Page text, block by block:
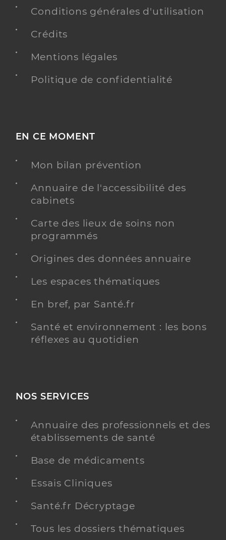
Conditions générales d'utilisation
Crédits
Mentions légales
Politique de confidentialité
EN CE MOMENT
Mon bilan prévention
Annuaire de l'accessibilité des
cabinets
Carte des lieux de soins non
programmés
Origines des données annuaire
Les espaces thématiques
En bref, par Santé.fr
Santé et environnement : les bons
réflexes au quotidien
NOS SERVICES
Annuaire des professionnels et des
établissements de santé
Base de médicaments
Essais Cliniques
Santé.fr Décryptage
Tous les dossiers thématiques